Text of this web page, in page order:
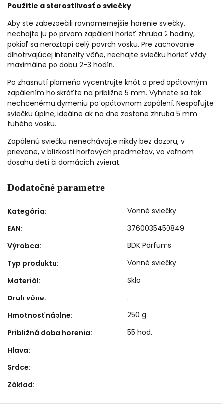
Použitie a starostlivosť o sviečky
Aby ste zabezpečili rovnomernejšie horenie sviečky,
nechajte ju po prvom zapálení horieť zhruba 2 hodiny,
pokiaľ sa neroztopí celý povrch vosku. Pre zachovanie
dlhotrvajúcej intenzity vôňe, nechajte sviečku horieť vždy
maximálne po dobu 2-3 hodín.
Po zhasnutí plameňa vycentrujte knôt a pred opätovným
zapálením ho skráťte na približne 5 mm. Vyhnete sa tak
nechcenému dymeniu po opätovnom zapálení. Nespaľujte
sviečku úplne, ideálne ak na dne zostane zhruba 5 mm
tuhého vosku.
Zapálenú sviečku nenechávajte nikdy bez dozoru, v
prievane, v blízkosti horľavých predmetov, vo voľnom
dosahu detí či domácich zvierat.
Dodatočné parametre
Kategória:
Vonné sviečky
EAN:
3760035450849
Výrobca:
BDK Parfums
Typ produktu:
Vonné sviečky
Materiál:
Sklo
Druh vône:
.
Hmotnosť náplne:
250 g
Približná doba horenia:
55 hod.
Hlava:
Srdce:
Základ: